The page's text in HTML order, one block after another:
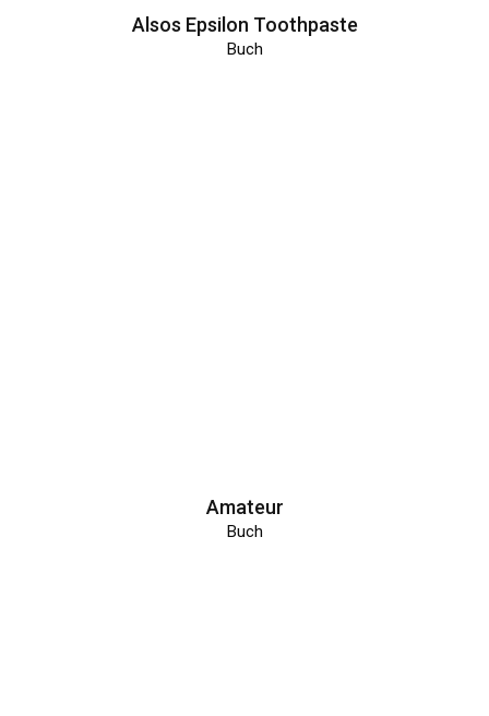
Alsos Epsilon Toothpaste
Buch
Amateur
Buch